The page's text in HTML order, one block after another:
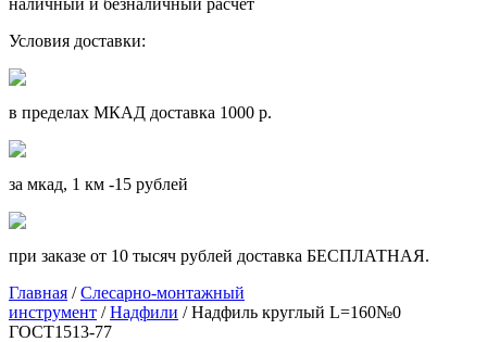
наличный и безналичный расчет
Условия доставки:
в пределах МКАД доставка 1000 р.
за мкад, 1 км -15 рублей
при заказе от 10 тысяч рублей доставка БЕСПЛАТНАЯ.
Главная /Слесарно-монтажный
инструмент /Надфили / Надфиль круглый L=160№0
ГОСТ1513-77